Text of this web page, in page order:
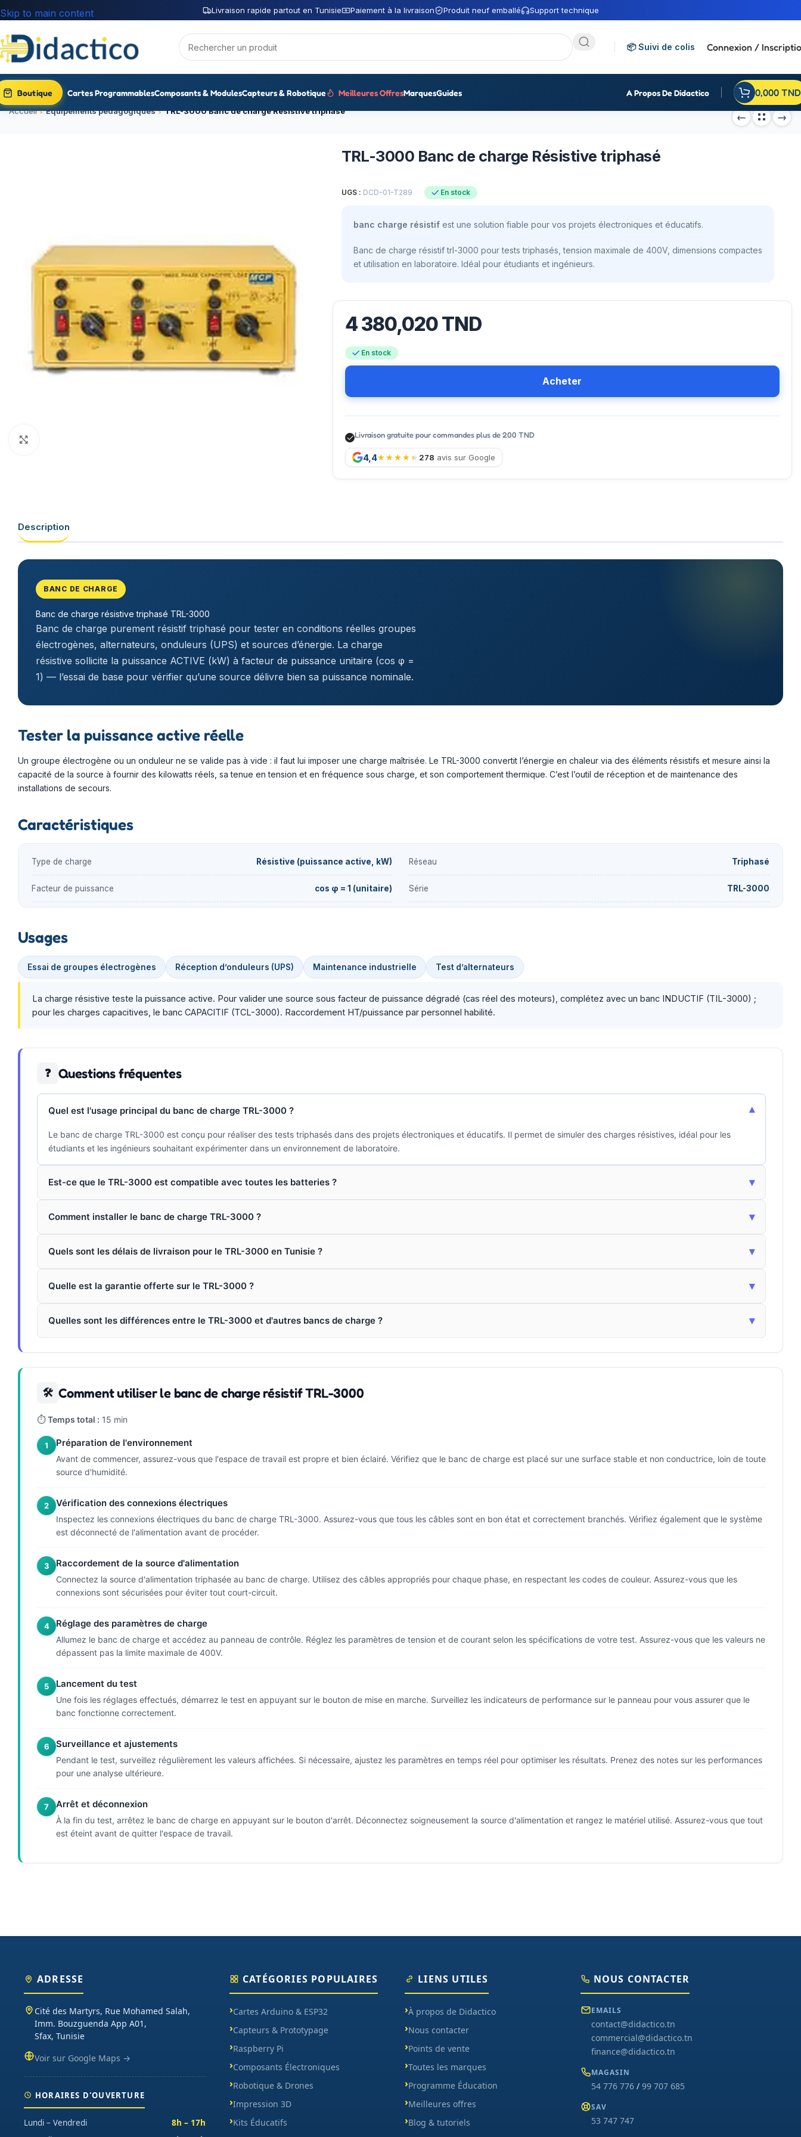
Livraison rapide partout en Tunisie Paiement à la livraison Produit neuf emballé Support technique
Skip to main content
📦 Suivi de colis Connexion /
Boutique Cartes ProgrammablesComposants & ModulesCapteurs & Robotique Meilleures OffresMarquesGuides A Propos De Didactico 0,000 TND
Accueil Équipements pédagogiques TRL-3000 Banc de charge Résistive triphasé
TRL-3000 Banc de charge Résistive triphasé
UGS : DCD-01-T289 En stock
banc charge résistifest une solution fiable pour vos projets électroniques et éducatifs.
Banc de charge résistif trl-3000 pour tests triphasés, tension maximale de 400V, dimensions compactes
et utilisation en laboratoire. Idéal pour étudiants et ingénieurs.
4 380,020TND
En stock
Acheter
Livraison gratuite pour commandes plus de 200 TND
4,4 278 avis sur Google
Description
BANC DE CHARGE
Banc de charge résistive triphasé TRL-3000
Banc de charge purement résistif triphasé pour tester en conditions réelles groupes
électrogènes, alternateurs, onduleurs (UPS) et sources d’énergie. La charge
résistive sollicite la puissance ACTIVE (kW) à facteur de puissance unitaire (cos φ =
1) — l’essai de base pour vérifier qu’une source délivre bien sa puissance nominale.
Tester la puissance active réelle
Un groupe électrogène ou un onduleur ne se valide pas à vide : il faut lui imposer une charge maîtrisée. Le TRL-3000 convertit l’énergie en chaleur via des éléments résistifs et mesure ainsi la
capacité de la source à fournir des kilowatts réels, sa tenue en tension et en fréquence sous charge, et son comportement thermique. C’est l’outil de réception et de maintenance des
installations de secours.
Caractéristiques
Type de charge Résistive (puissance active, kW) Réseau Triphasé
Facteur de puissance cos φ = 1 (unitaire) Série TRL-3000
Usages
Essai de groupes électrogènes Réception d’onduleurs (UPS) Maintenance industrielle Test d’alternateurs
La charge résistive teste la puissance active. Pour valider une source sous facteur de puissance dégradé (cas réel des moteurs), complétez avec un banc INDUCTIF (TIL-3000) ;
pour les charges capacitives, le banc CAPACITIF (TCL-3000). Raccordement HT/puissance par personnel habilité.
❓ Questions fréquentes
Quel est l'usage principal du banc de charge TRL-3000 ? ▾
Le banc de charge TRL-3000 est conçu pour réaliser des tests triphasés dans des projets électroniques et éducatifs. Il permet de simuler des charges résistives, idéal pour les
étudiants et les ingénieurs souhaitant expérimenter dans un environnement de laboratoire.
Est-ce que le TRL-3000 est compatible avec toutes les batteries ? ▾
Comment installer le banc de charge TRL-3000 ? ▾
Quels sont les délais de livraison pour le TRL-3000 en Tunisie ? ▾
Quelle est la garantie offerte sur le TRL-3000 ? ▾
Quelles sont les différences entre le TRL-3000 et d'autres bancs de charge ? ▾
🛠 Comment utiliser le banc de charge résistif TRL-3000
⏱Temps total : 15 min
1 Préparation de l'environnement
Avant de commencer, assurez-vous que l'espace de travail est propre et bien éclairé. Vérifiez que le banc de charge est placé sur une surface stable et non conductrice, loin de toute
source d'humidité.
2 Vérification des connexions électriques
Inspectez les connexions électriques du banc de charge TRL-3000. Assurez-vous que tous les câbles sont en bon état et correctement branchés. Vérifiez également que le système
est déconnecté de l'alimentation avant de procéder.
3 Raccordement de la source d'alimentation
Connectez la source d'alimentation triphasée au banc de charge. Utilisez des câbles appropriés pour chaque phase, en respectant les codes de couleur. Assurez-vous que les
connexions sont sécurisées pour éviter tout court-circuit.
4 Réglage des paramètres de charge
Allumez le banc de charge et accédez au panneau de contrôle. Réglez les paramètres de tension et de courant selon les spécifications de votre test. Assurez-vous que les valeurs ne
dépassent pas la limite maximale de 400V.
5 Lancement du test
Une fois les réglages effectués, démarrez le test en appuyant sur le bouton de mise en marche. Surveillez les indicateurs de performance sur le panneau pour vous assurer que le
banc fonctionne correctement.
6 Surveillance et ajustements
Pendant le test, surveillez régulièrement les valeurs affichées. Si nécessaire, ajustez les paramètres en temps réel pour optimiser les résultats. Prenez des notes sur les performances
pour une analyse ultérieure.
7 Arrêt et déconnexion
À la fin du test, arrêtez le banc de charge en appuyant sur le bouton d'arrêt. Déconnectez soigneusement la source d'alimentation et rangez le matériel utilisé. Assurez-vous que tout
est éteint avant de quitter l'espace de travail.
ADRESSE
Cité des Martyrs, Rue Mohamed Salah,
Imm. Bouzguenda App A01,
Sfax, Tunisie
Voir sur Google Maps →
HORAIRES D'OUVERTURE
Lundi – Vendredi
8h – 17h
CATÉGORIES POPULAIRES
Cartes Arduino & ESP32
Capteurs & Prototypage
Raspberry Pi
Composants Électroniques
Robotique & Drones
Impression 3D
Kits Éducatifs
LIENS UTILES
À propos de Didactico
Nous contacter
Points de vente
Toutes les marques
Programme Éducation
Meilleures offres
Blog & tutoriels
NOUS CONTACTER
EMAILS
contact@didactico.tn
commercial@didactico.tn
finance@didactico.tn
MAGASIN
54 776 776/ 99 707 685
SAV
53 747 747